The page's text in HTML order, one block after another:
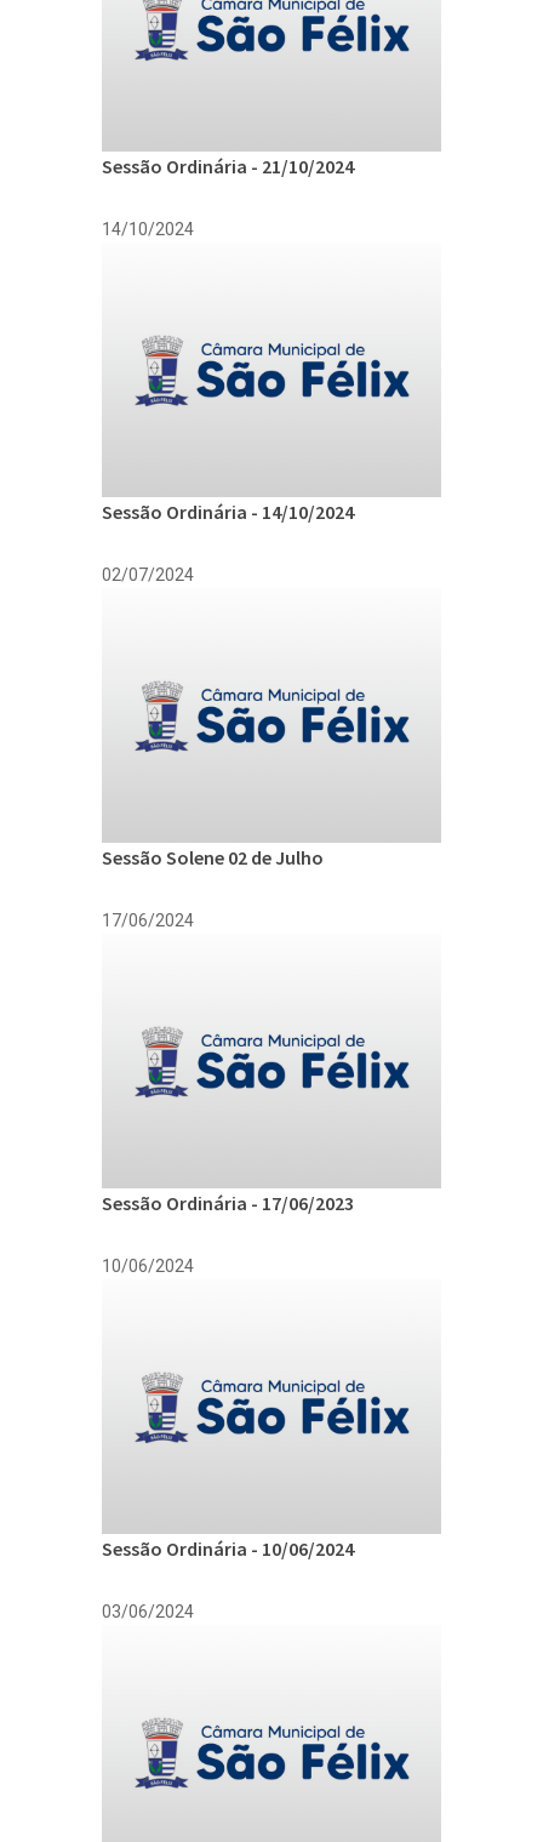
Sessão Ordinária - 21/10/2024
14/10/2024
Sessão Ordinária - 14/10/2024
02/07/2024
Sessão Solene 02 de Julho
17/06/2024
Sessão Ordinária - 17/06/2023
10/06/2024
Sessão Ordinária - 10/06/2024
03/06/2024